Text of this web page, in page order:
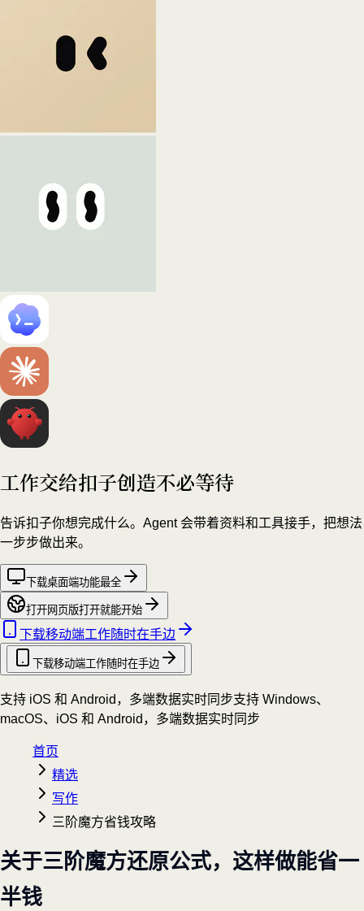
工作交给扣子创造不必等待
告诉扣子你想完成什么。Agent 会带着资料和工具接手，把想法
一步步做出来。
下载桌面端功能最全
打开网页版打开就能开始
下载移动端工作随时在手边
下载移动端工作随时在手边
支持 iOS 和 Android，多端数据实时同步支持 Windows、
macOS、iOS 和 Android，多端数据实时同步
首页
精选
写作
三阶魔方省钱攻略
关于三阶魔方还原公式，这样做能省一
半钱